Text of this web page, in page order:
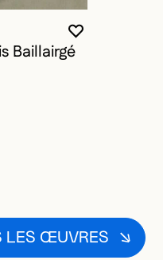
VOUS
FERMER
OUVRIR LA
Baillairgé
LES ŒUVRES